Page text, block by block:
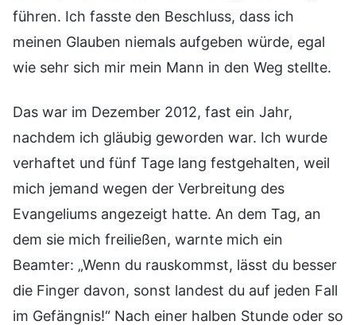
führen. Ich fasste den Beschluss, dass ich
meinen Glauben niemals aufgeben würde, egal
wie sehr sich mir mein Mann in den Weg stellte.
Das war im Dezember 2012, fast ein Jahr,
nachdem ich gläubig geworden war. Ich wurde
verhaftet und fünf Tage lang festgehalten, weil
mich jemand wegen der Verbreitung des
Evangeliums angezeigt hatte. An dem Tag, an
dem sie mich freiließen, warnte mich ein
Beamter: „Wenn du rauskommst, lässt du besser
die Finger davon, sonst landest du auf jeden Fall
im Gefängnis!“ Nach einer halben Stunde oder so